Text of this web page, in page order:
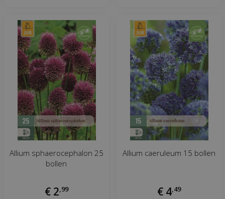
Allium sphaerocephalon 25
bollen
€ 2 99
Allium caeruleum 15 bollen
€ 4 49